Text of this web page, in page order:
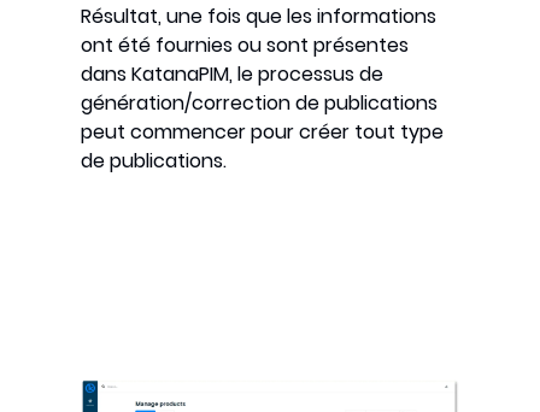
Résultat, une fois que les informations
ont été fournies ou sont présentes
dans KatanaPIM, le processus de
génération/correction de publications
peut commencer pour créer tout type
de publications.